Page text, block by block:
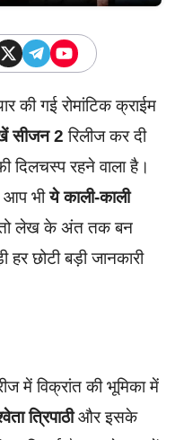
की गई रोमांटिक क्राईम
सीजन 2 रिलीज कर दी
दिलचस्प रहने वाला है।
आप भीये काली-काली
तो लेख के अंत तक बन
छोटी बड़ी जानकारी
में विक्रांत की भूमिका में
त्रिपाठीऔर इसके